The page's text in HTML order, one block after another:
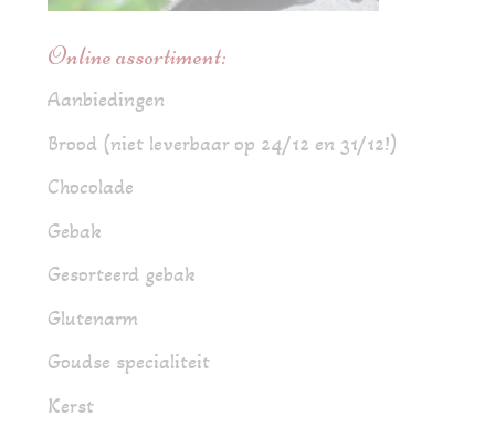
Online assortiment:
Aanbiedingen
Brood (niet leverbaar op 24/12 en 31/12!)
Chocolade
Gebak
Gesorteerd gebak
Glutenarm
Goudse specialiteit
Kerst